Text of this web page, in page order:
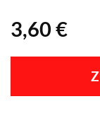
3,60 €